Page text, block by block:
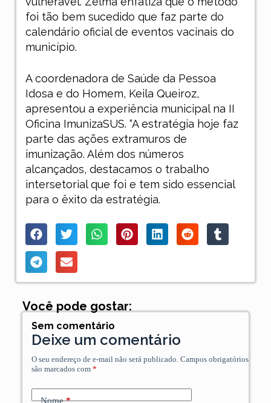
foi tão bem sucedido que faz parte do
calendário oficial de eventos vacinais do
município.
A coordenadora de Saúde da Pessoa
Idosa e do Homem, Keila Queiroz,
apresentou a experiência municipal na II
Oficina ImunizaSUS. “A estratégia hoje faz
parte das ações extramuros de
imunização. Além dos números
alcançados, destacamos o trabalho
intersetorial que foi e tem sido essencial
para o êxito da estratégia.
Você pode gostar:
Sem comentário
Deixe um comentário
O seu endereço de e-mail não será publicado. Campos obrigatórios
são marcados com *
Nome*